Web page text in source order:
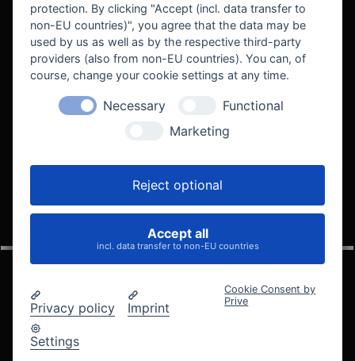
VELOCITY AUTOMOTIVE
© 2005 - 2026 Velocity Automotive
protection. By clicking "Accept (incl. data transfer to
non-EU countries)", you agree that the data may be
used by us as well as by the respective third-party
providers (also from non-EU countries). You can, of
course, change your cookie settings at any time.
Necessary
Functional
Marketing
Reject optional
Accept all
incl. data transfer to non-EU countries
Privacy policy Imprint
Settings
Cookie Consent by
Prive